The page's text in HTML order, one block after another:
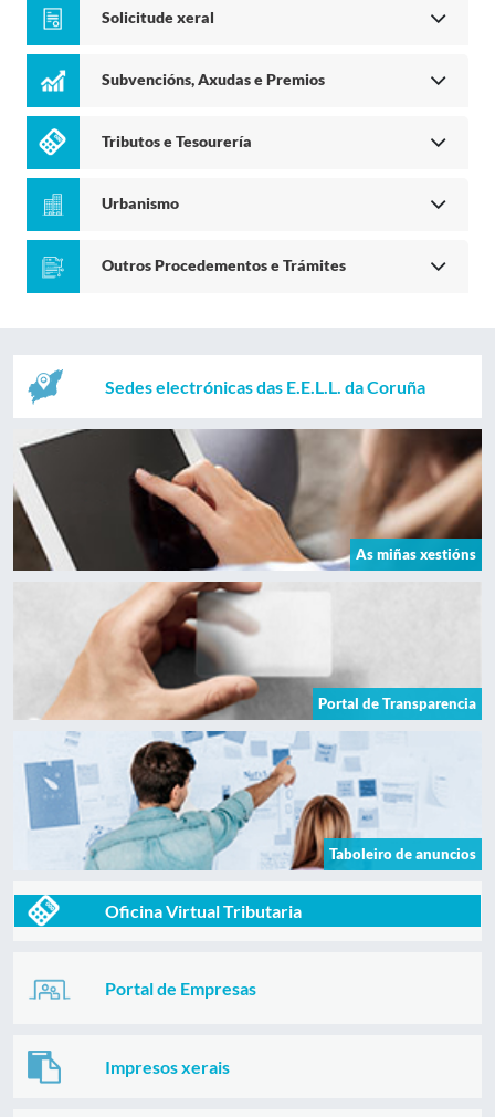
Solicitude xeral
Subvencións, Axudas e Premios
Tributos e Tesourería
Urbanismo
Outros Procedementos e Trámites
Sedes electrónicas das E.E.L.L. da Coruña
As miñas xestións
Portal de Transparencia
Taboleiro de anuncios
Oficina Virtual Tributaria
Portal de Empresas
Impresos xerais